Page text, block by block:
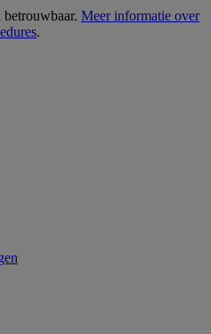
Meer informatie over
.